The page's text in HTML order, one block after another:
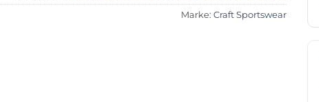
Marke: Craft Sportswear